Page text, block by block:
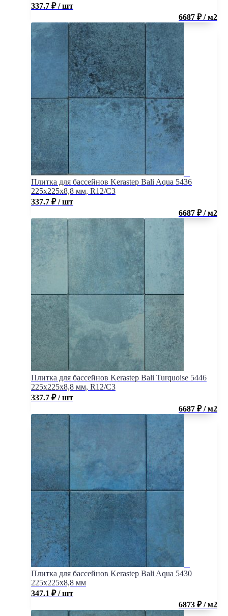
337.7 ₽ / шт
6687 ₽ / м2
Плитка для бассейнов Kerastep Bali Aqua 5436
225х225х8,8 мм, R12/C3
337.7 ₽ / шт
6687 ₽ / м2
Плитка для бассейнов Kerastep Bali Turquoise 5446
225х225х8,8 мм, R12/C3
337.7 ₽ / шт
6687 ₽ / м2
Плитка для бассейнов Kerastep Bali Aqua 5430
225х225х8,8 мм
347.1 ₽ / шт
6873 ₽ / м2